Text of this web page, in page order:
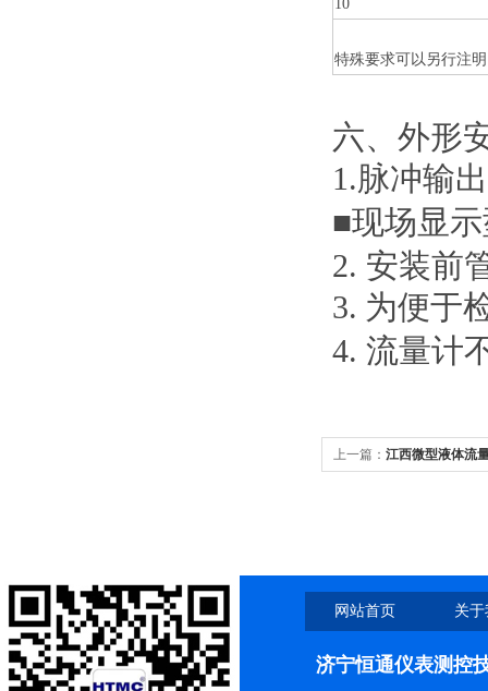
10
特殊要求可以另行注明
六、 外形
1.脉冲输
■现场显
2. 安装前
3. 为便于
4. 流量计
上一篇： 江西微型液体流
网站首页 关
济宁恒通仪表测控